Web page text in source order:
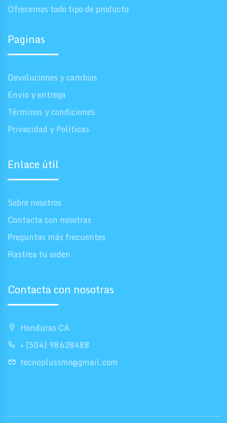
Ofrecemos todo tipo de producto
Paginas
Devoluciones y cambios
Envío y entrega
Términos y condiciones
Privacidad y Políticas
Enlace útil
Sobre nosotros
Contacta con nosotras
Preguntas más frecuentes
Rastrea tu orden
Contacta con nosotras
Honduras CA
+ (504) 98628488
tecnoplussmo@gmail.com